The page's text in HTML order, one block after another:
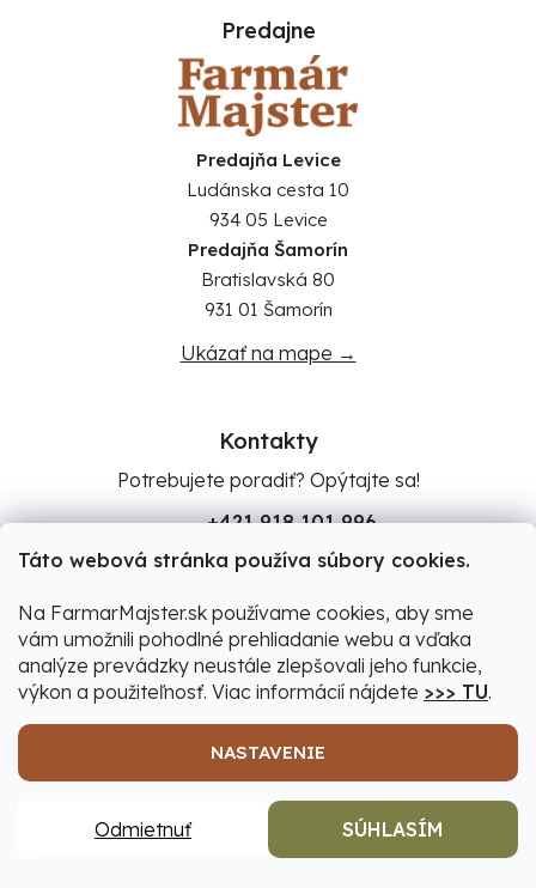
Táto webová stránka používa súbory cookies.
Na FarmarMajster.sk používame cookies, aby sme
vám umožnili pohodlné prehliadanie webu a vďaka
analýze prevádzky neustále zlepšovali jeho funkcie,
výkon a použiteľnosť. Viac informácií nájdete >>> TU.
NASTAVENIE
Odmietnuť SÚHLASÍM
Predajne
Predajňa Levice
Ludánska cesta 10
934 05 Levice
Predajňa Šamorín
Bratislavská 80
931 01 Šamorín
Ukázať na mape →
Kontakty
Potrebujete poradiť? Opýtajte sa!
+421 918 101 996
(Po-Pia 07:00 - 17:00
obchod@farmarmajster.sk